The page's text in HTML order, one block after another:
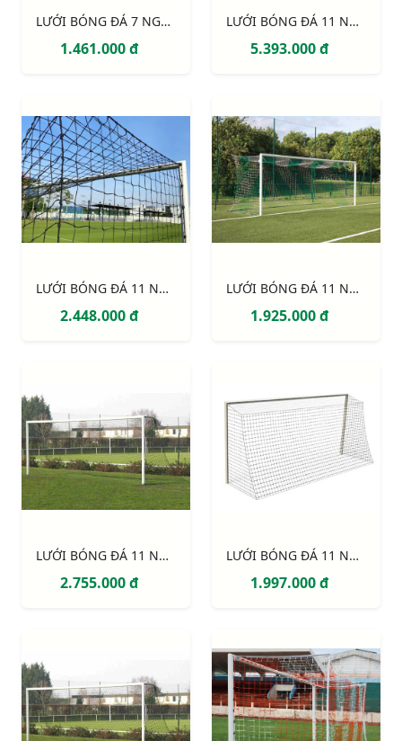
LƯỚI BÓNG ĐÁ 7 NGƯỜI SỢI 3MM, Ô 120MM S12762W
1.461.000 đ
LƯỚI BÓNG ĐÁ 11 NGƯỜI SỢI 4MM, Ô 120MM S12924W
5.393.000 đ
LƯỚI BÓNG ĐÁ 11 NGƯỜI S12863W
2.448.000 đ
LƯỚI BÓNG ĐÁ 11 NGƯỜI S12861W
1.925.000 đ
LƯỚI BÓNG ĐÁ 11 NGƯỜI S12920W
2.755.000 đ
LƯỚI BÓNG ĐÁ 11 NGƯỜI S12862W
1.997.000 đ